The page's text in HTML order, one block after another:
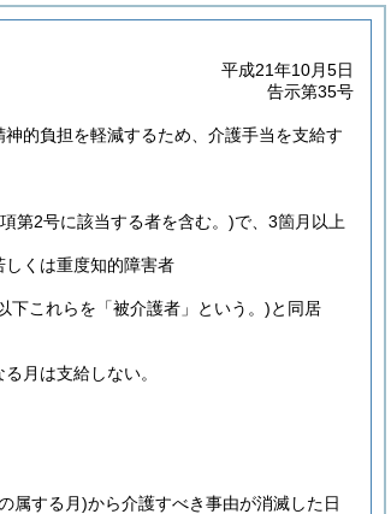
平成21年10月5日
告示第35号
的負担を軽減するため、介護手当を支給す
第2号に該当する者を含む。)で、3箇月以上
くは重度知的障害者
下これらを「被介護者」という。)と同居
月は支給しない。
属する月)から介護すべき事由が消滅した日